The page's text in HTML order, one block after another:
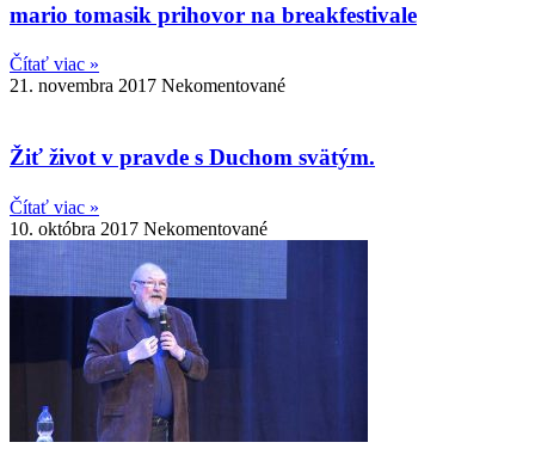
mario tomasik prihovor na breakfestivale
Čítať viac »
21. novembra 2017 Nekomentované
Žiť život v pravde s Duchom svätým.
Čítať viac »
10. októbra 2017 Nekomentované